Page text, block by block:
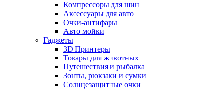
Компрессоры для шин
Аксессуары для авто
Очки-антифары
Авто мойки
Гаджеты
3D Принтеры
Товары для животных
Путешествия и рыбалка
Зонты, рюкзаки и сумки
Солнцезащитные очки